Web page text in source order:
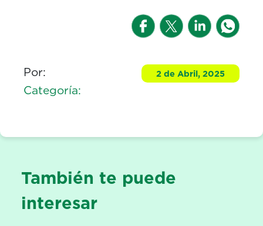
Por: 2 de Abril, 2025
Categoría:
También te puede
interesar